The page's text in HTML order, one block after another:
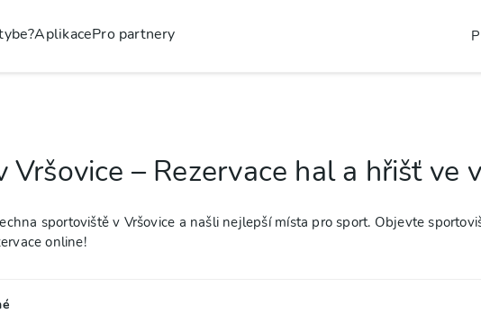
AplikacePro partnery
– Rezervace hal a hřišť ve
sportoviště v Vršovice a našli nejlepší místa pro sport. Objevte
online!